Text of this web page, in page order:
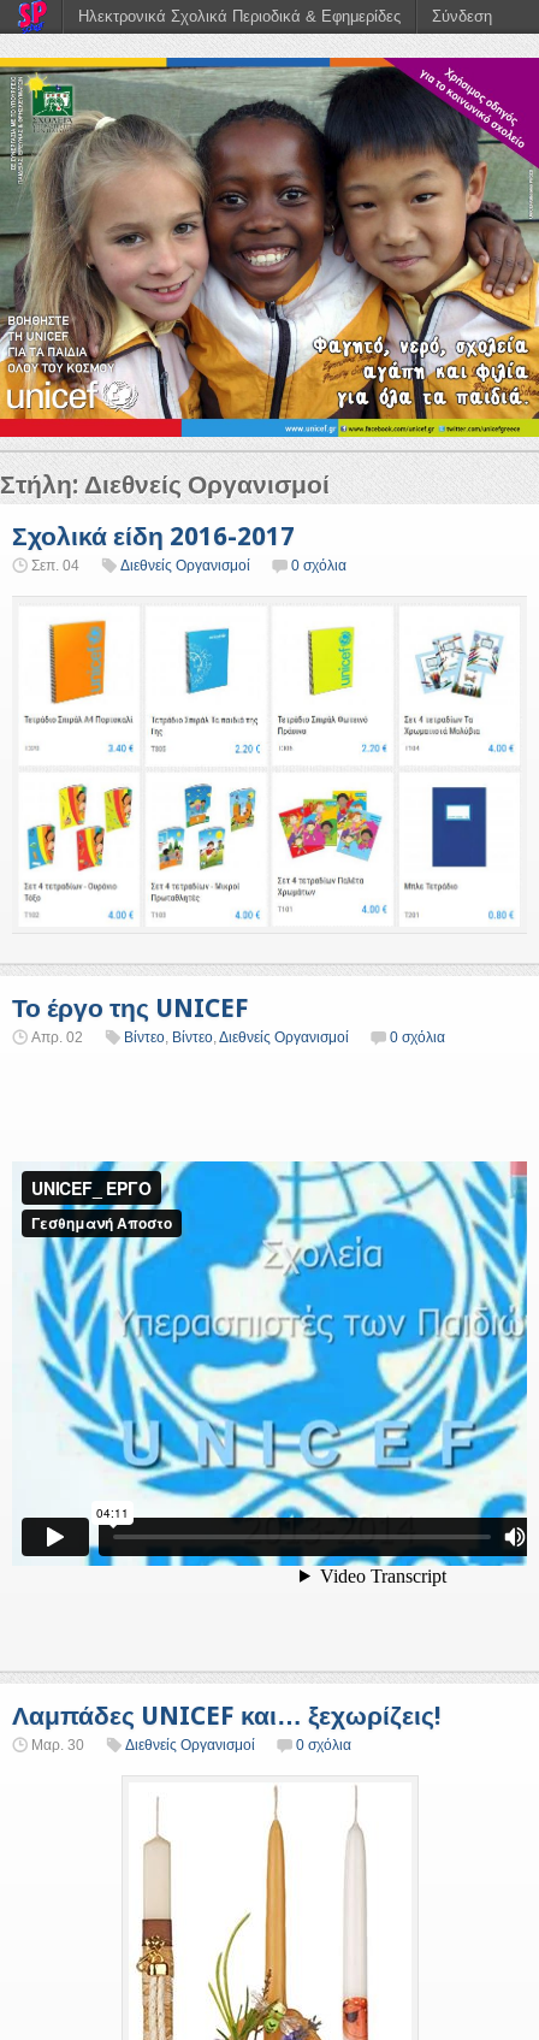
Στήλη: Διεθνείς Οργανισμοί
Σχολικά είδη 2016-2017
Σεπ. 04 Διεθνείς Οργανισμοί 0 σχόλια
Το έργο της UNICEF
Απρ. 02 Βίντεο, Βίντεο,Διεθνείς Οργανισμοί 0 σχόλια
Λαμπάδες UNICEF και… ξεχωρίζεις!
Μαρ. 30 Διεθνείς Οργανισμοί 0 σχόλια
Ηλεκτρονικά Σχολικά Περιοδικά & Εφημερίδες Σύνδεση